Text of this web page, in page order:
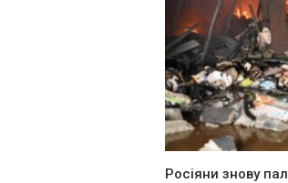
Росіяни знову